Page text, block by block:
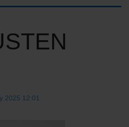
2025 12:01